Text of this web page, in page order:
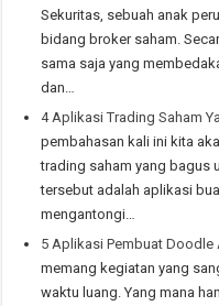
Sekuritas, sebuah anak
bidang broker saham.
sama saja yang
dan…
4 Aplikasi Trading Saham
pembahasan kali ini kita
trading saham yang bagus
tersebut adalah aplikasi
mengantongi…
5 Aplikasi Pembuat Doodle
memang kegiatan yang
waktu luang. Yang mana